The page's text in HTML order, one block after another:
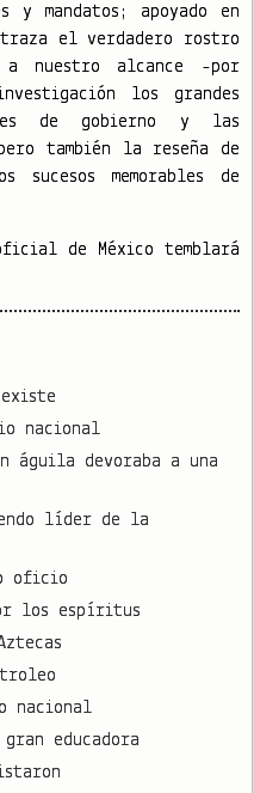
y mandatos; apoyado en
el verdadero rostro
nuestro alcance -por
los grandes
de gobierno y las
también la reseña de
memorables de
de México temblará
nacional
águila devoraba a una
líder de la
oficio
los espíritus
nacional
educadora